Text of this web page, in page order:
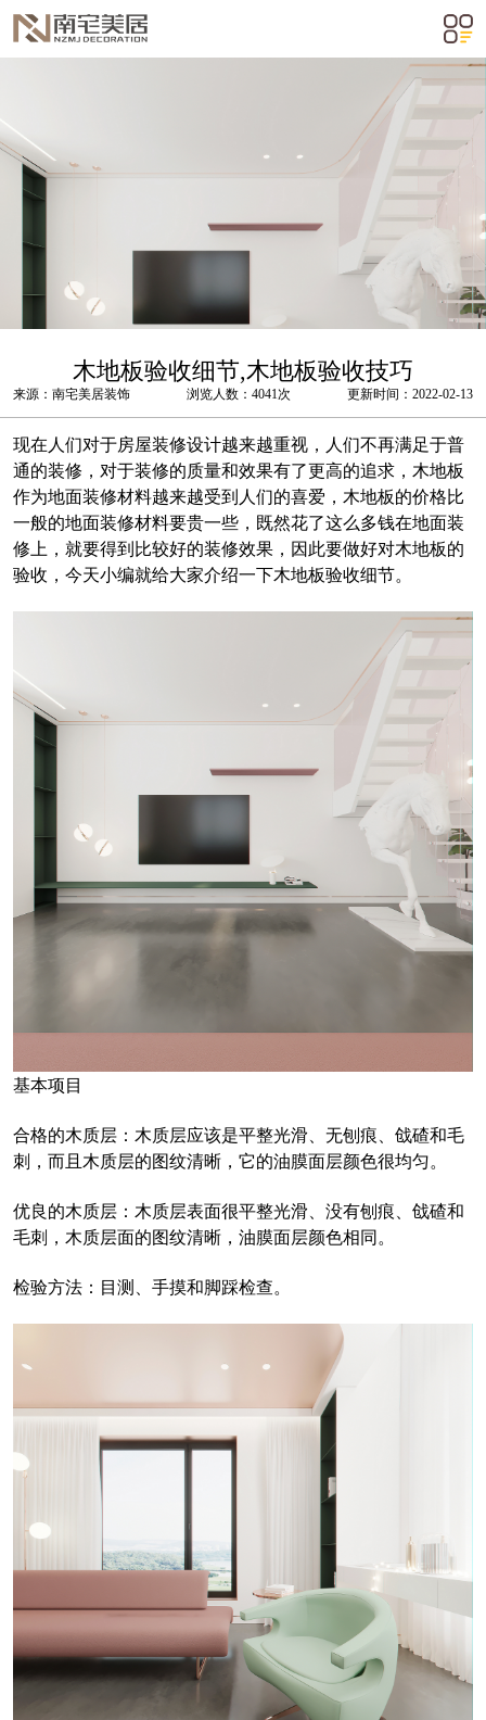
木地板验收细节,木地板验收技巧
来源：南宅美居装饰 浏览人数：4041次 更新时间：2022-02-13
现在人们对于房屋装修设计越来越重视，人们不再满足于普
通的装修，对于装修的质量和效果有了更高的追求，木地板
作为地面装修材料越来越受到人们的喜爱，木地板的价格比
一般的地面装修材料要贵一些，既然花了这么多钱在地面装
修上，就要得到比较好的装修效果，因此要做好对木地板的
验收，今天小编就给大家介绍一下木地板验收细节。
基本项目
合格的木质层：木质层应该是平整光滑、无刨痕、戗碴和毛
刺，而且木质层的图纹清晰，它的油膜面层颜色很均匀。
优良的木质层：木质层表面很平整光滑、没有刨痕、戗碴和
毛刺，木质层面的图纹清晰，油膜面层颜色相同。
检验方法：目测、手摸和脚踩检查。
m²